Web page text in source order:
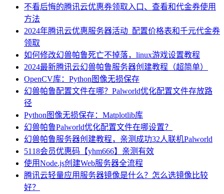
不看后悔的腾讯云优惠券领取入口、查看和代金券使用
方法
2024年腾讯云优惠服务器活动_配置价格表和千元代金券
领取
如何修改幻兽帕鲁死亡不掉落，linux游戏设置教程
2024最新腾讯云幻兽帕鲁服务器创建教程（超简单）
OpenCV库：Python图像无损保存
幻兽帕鲁配置文件在哪？Palworld优化配置文件存放路
径
Python图像无损保存：Matplotlib库
幻兽帕鲁Palworld优化配置文件在哪设置？
幻兽帕鲁服务器创建教程，亲测成功32人联机Palworld
5118会员优惠码【yhm666】亲测有效
使用Node.js创建Web服务器全流程
腾讯云轻量应用服务器镜像是什么？怎么选镜像比较
好？